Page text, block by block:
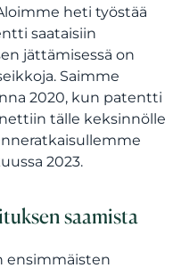
heti työstää
saataisiin
jättämisessä on
Saimme
2020, kun patentti
tälle keksinnölle
2023.
saamista
ensimmäisten